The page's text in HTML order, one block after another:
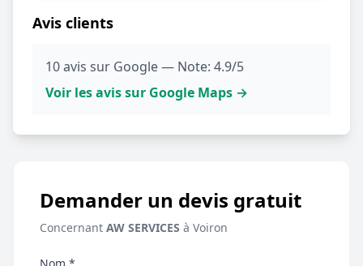
Avis clients
10 avis sur Google — Note: 4.9/5
Voir les avis sur Google Maps →
Demander un devis gratuit
Concernant AW SERVICES à Voiron